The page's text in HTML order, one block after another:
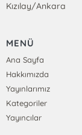
Kızılay/Ankara
MENÜ
Ana Sayfa
Hakkımızda
Yayınlarımız
Kategoriler
Yayıncılar